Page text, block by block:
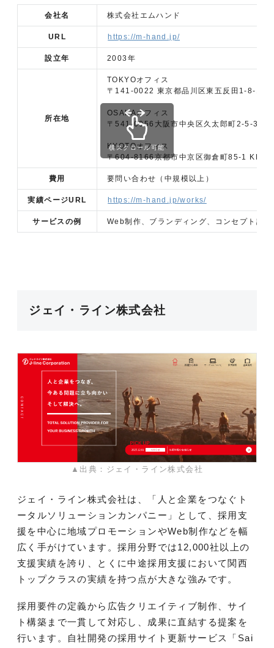
会社名 株式会社エムハンド
URL https://m-hand.jp/
設立年 2003年
所在地
TOKYOオフィス
〒141-0022 東京都品川区東五反田1-8-12
OSAKAオフィス
〒541-0056大阪市中央区久太郎町2-5-31
KYOTOオフィス
〒604-8166京都市中京区御倉町85-1 KDX
費用 要問い合わせ（中規模以上）
実績ページURL https://m-hand.jp/works/
サービスの例 Web制作、ブランディング、コンセプト設
横スクロール可能
ジェイ・ライン株式会社
▲出典：ジェイ・ライン株式会社
ジェイ・ライン株式会社は、「人と企業をつなぐト
ータルソリューションカンパニー」として、採用支
援を中心に地域プロモーションやWeb制作などを幅
広く手がけています。採用分野では12,000社以上の
支援実績を誇り、とくに中途採用支援において関西
トップクラスの実績を持つ点が大きな強みです。
採用要件の定義から広告クリエイティブ制作、サイ
ト構築まで一貫して対応し、成果に直結する提案を
行います。自社開発の採用サイト更新サービス「Sai